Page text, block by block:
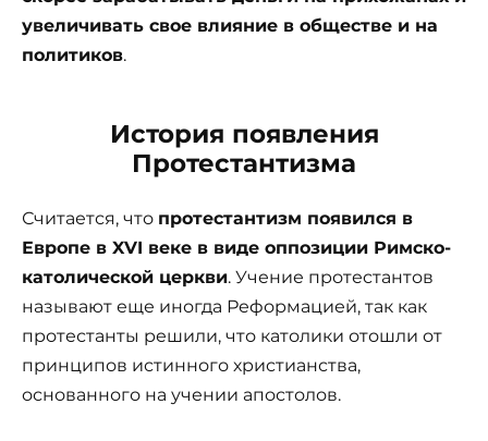
увеличивать свое влияние в обществе и на
политиков.
История появления
Протестантизма
Считается, что протестантизм появился в
Европе в XVI веке в виде оппозиции Римско-
католической церкви. Учение протестантов
называют еще иногда Реформацией, так как
протестанты решили, что католики отошли от
принципов истинного христианства,
основанного на учении апостолов.